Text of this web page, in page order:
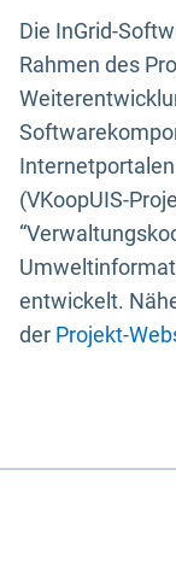
Die InGrid-
Rahmen des
(VKoopUIS-
entwickelt.
der Projekt-